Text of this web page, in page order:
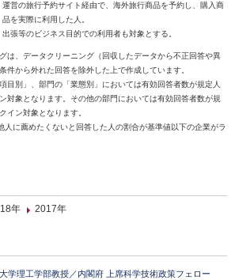
運営の旅行予約サイト経由で、海外旅行商品を予約し、購入商
品を実際に利用した人。
出張等のビジネス目的での利用者も対象とする。
は、データクリーニング（回収したデータから不正回答や異
件から外れた回答を除外した上で作成しています。
目別」、部門の「業態別」においては有効回答者数が規定人
対象となります。その他の部門においては有効回答者数が規
イン対象となります。
に薦めたくないと回答した人の割合が基準値以下の企業がラ
年 2017年
学理工学部教授／内閣府 上席科学技術政策フェロー